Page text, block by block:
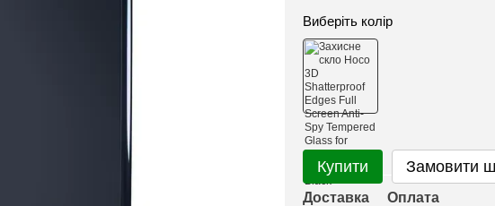
Виберіть колір
Купити Замовити
Доставка Оплата